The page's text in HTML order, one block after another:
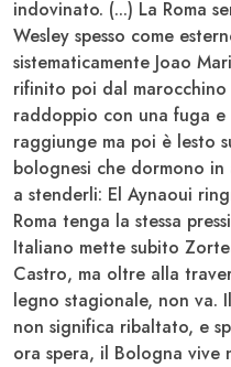
indovinato. (...) La Roma
Wesley spesso come
sistematicamente Joao
rifinito poi dal
raddoppio con una fuga
raggiunge ma poi è lesto
bolognesi che dormono
a stenderli: El Aynaoui
Roma tenga la stessa
Italiano mette subito
Castro, ma oltre alla
legno stagionale, non va.
non significa ribaltato, e
ora spera, il Bologna vive